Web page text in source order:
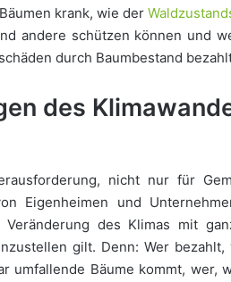
krank, wie der
andere schützen können und
durch Baumbestand
des
nicht nur für
Eigenheimen und
des Klimas mit
gilt. Denn: Wer
umfallende Bäume kommt, wer,